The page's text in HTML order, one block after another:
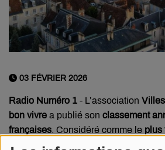
03 FÉVRIER 2026
Radio Numéro 1 - L’association
bon vivre a publié son classement
françaises. Considéré comme le plus
genre
, il évalue la qualité de vie dans